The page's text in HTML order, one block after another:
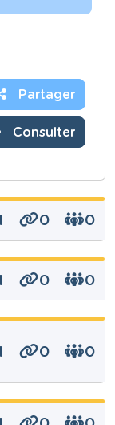
Partager
Consulter
0 0
0 0
0 0